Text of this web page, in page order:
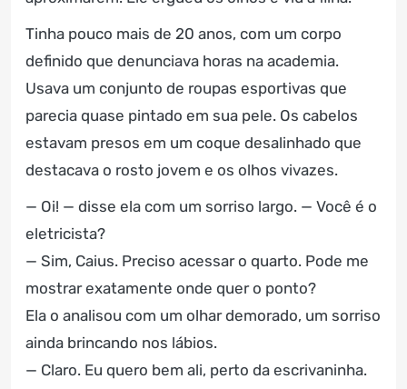
Tinha pouco mais de 20 anos, com um corpo
definido que denunciava horas na academia.
Usava um conjunto de roupas esportivas que
parecia quase pintado em sua pele. Os cabelos
estavam presos em um coque desalinhado que
destacava o rosto jovem e os olhos vivazes.
— Oi! — disse ela com um sorriso largo. — Você é o
eletricista?
— Sim, Caius. Preciso acessar o quarto. Pode me
mostrar exatamente onde quer o ponto?
Ela o analisou com um olhar demorado, um sorriso
ainda brincando nos lábios.
— Claro. Eu quero bem ali, perto da escrivaninha.